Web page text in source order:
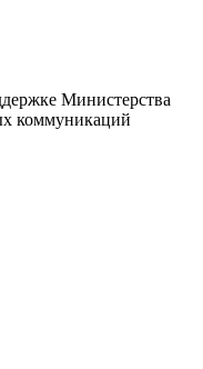
Министерства
коммуникаций